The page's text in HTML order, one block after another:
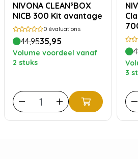
NIVONA CLEAN³BOX
NICB 300 Kit avantage
0 évaluations
44,9535,95
Volume voordeel vanaf
2 stuks
3